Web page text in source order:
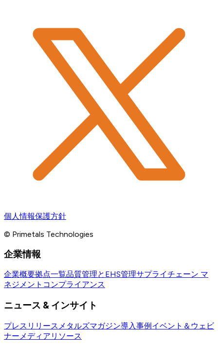
個人情報保護方針
© Primetals Technologies
企業情報
企業概要拠点一覧品質管理とEHS管理サプライチェーン マ
ネジメント コンプライアンス
ニュース & インサイト
プレスリリース メタルズマガジン導入事例イベント＆ウェビ
ナー メディアリソース